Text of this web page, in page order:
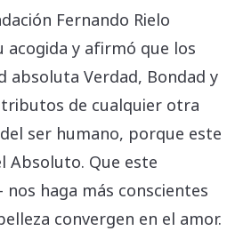
Fernando Rielo
acogida y afirmó que los
absoluta Verdad, Bondad y
de cualquier otra
ser humano, porque este
Absoluto. Que este
haga más conscientes
convergen en el amor.